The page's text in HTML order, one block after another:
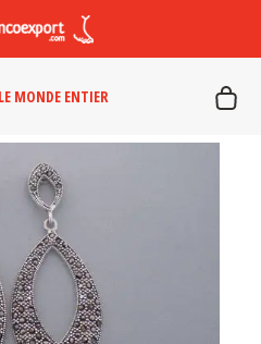
MONDE ENTIER